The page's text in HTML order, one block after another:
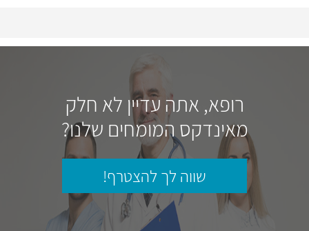
רופא, אתה עדיין לא חלק
מאינדקס המומחים שלנו?
שווה לך להצטרף!